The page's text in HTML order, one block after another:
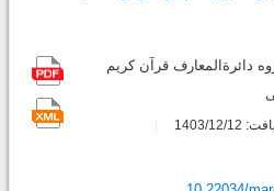
دائرة‌المعارف قرآن کریم
12/12